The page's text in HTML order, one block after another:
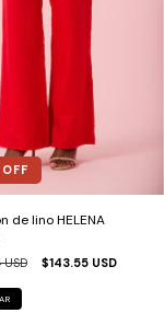
de lino HELENA
$143.55 USD